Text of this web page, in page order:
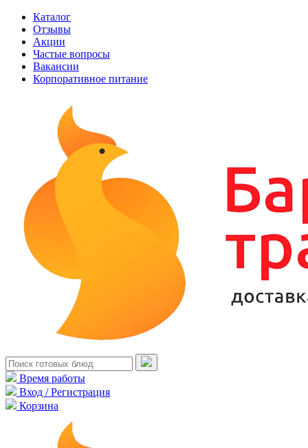
Каталог
Отзывы
Акции
Частые вопросы
Вакансии
Корпоративное питание
Время работы
Вход / Регистрация
Корзина